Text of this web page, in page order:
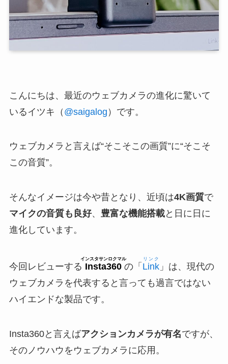
こんにちは、最近のウェブカメラの進化に驚いて
いるイツキ（ @saigalog ）です。
ウェブカメラと言えば“そこそこの画質”に“そこそ
この音質”。
そんなイメージは今や昔となり、近頃は4K画質で
マイクの音質も良好、 豊富な機能搭載と日に日に
進化しています。
今回レビューする Insta360
インスタサンロクマル
の「 Link
リンク
」は、現代の
ウェブカメラを代表すると言っても過言ではない
ハイエンドな製品です。
Insta360と言えばアクションカメラが有名ですが、
そのノウハウをウェブカメラに応用。